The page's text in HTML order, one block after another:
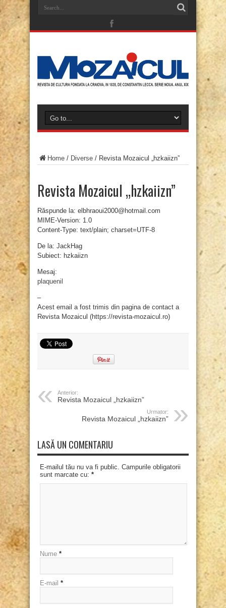
Home / Diverse / Revista Mozaicul „hzkaiizn”
Revista Mozaicul „hzkaiizn”
Răspunde la: elbhraoui2000@hotmail.com
MIME-Version: 1.0
Content-Type: text/plain; charset=UTF-8
De la: JackHag
Subiect: hzkaiizn
Mesaj:
plaquenil
–
Acest email a fost trimis din pagina de contact a
Revista Mozaicul (https://revista-mozaicul.ro)
Anterior:
Revista Mozaicul „hzkaiizn”
Urmator:
Revista Mozaicul „hzkaiizn”
LASĂ UN COMENTARIU
E-mailul tău nu va fi public. Campurile obligatorii
sunt marcate cu: *
Nume *
E-mail *